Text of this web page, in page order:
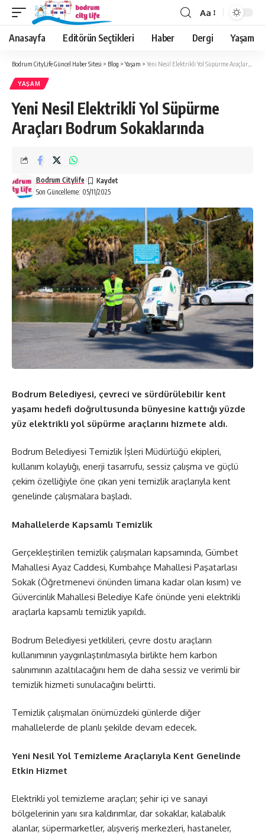
Aa
Anasayfa Editörün Seçtikleri Haber Dergi Yaşam
Bodrum CityLife Güncel Haber Sitesi > Blog >Yaşam >Yeni Nesil Elektrikli Yol Süpürme Araçları Bodrum Sokaklarında
YAŞAM
Yeni Nesil Elektrikli Yol Süpürme
Araçları Bodrum Sokaklarında
Son Güncelleme: 05/11/2025
Bodrum Citylife
Bodrum Belediyesi, çevreci ve sürdürülebilir kent
yaşamı hedefi doğrultusunda bünyesine kattığı yüzde
yüz elektrikli yol süpürme araçlarını hizmete aldı.
Bodrum Belediyesi Temizlik İşleri Müdürlüğü ekipleri,
kullanım kolaylığı, enerji tasarrufu, sessiz çalışma ve güçlü
çekim özelliğiyle öne çıkan yeni temizlik araçlarıyla kent
genelinde çalışmalara başladı.
Mahallelerde Kapsamlı Temizlik
Gerçekleştirilen temizlik çalışmaları kapsamında, Gümbet
Mahallesi Ayaz Caddesi, Kumbahçe Mahallesi Paşatarlası
Sokak (Öğretmenevi önünden limana kadar olan kısım) ve
Güvercinlik Mahallesi Belediye Kafe önünde yeni elektrikli
araçlarla kapsamlı temizlik yapıldı.
Bodrum Belediyesi yetkilileri, çevre dostu araçların
kullanımının yaygınlaştırılmasıyla birlikte hem karbon
salınımının azaltılacağını hem de daha sessiz ve verimli bir
temizlik hizmeti sunulacağını belirtti.
Temizlik çalışmaları önümüzdeki günlerde diğer
mahallelerde de planlı şekilde devam edecek.
Yeni Nesil Yol Temizleme Araçlarıyla Kent Genelinde
Etkin Hizmet
Elektrikli yol temizleme araçları; şehir içi ve sanayi
bölgelerinin yanı sıra kaldırımlar, dar sokaklar, kalabalık
alanlar, süpermarketler, alışveriş merkezleri, hastaneler,